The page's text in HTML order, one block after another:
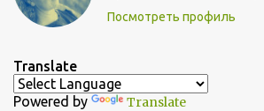
Посмотреть профиль
Translate
Powered by Translate